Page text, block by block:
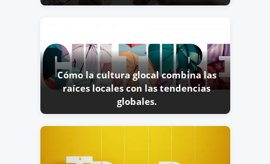
Cómo la cultura glocal combina las
raíces locales con las tendencias
globales.